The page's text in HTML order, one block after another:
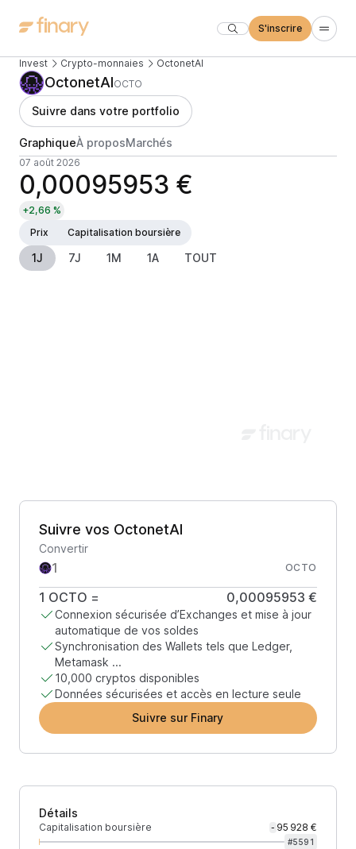
S'inscrire
Invest Crypto-monnaies OctonetAI
OctonetAIOCTO
Suivre dans votre portfolio
GraphiqueÀ proposMarchés
07 août 2026
0,00095953 €
+2,66 %
Prix
Capitalisation boursière
1J 7J 1M 1A TOUT
Suivre vos OctonetAI
Convertir
OCTO
1 OCTO = 0,00095953 €
Connexion sécurisée d’Exchanges et mise à jour
automatique de vos soldes
Synchronisation des Wallets tels que Ledger,
Metamask ...
10,000 cryptos disponibles
Données sécurisées et accès en lecture seule
Suivre sur Finary
Détails
Capitalisation boursière - 95 928 €
#5591